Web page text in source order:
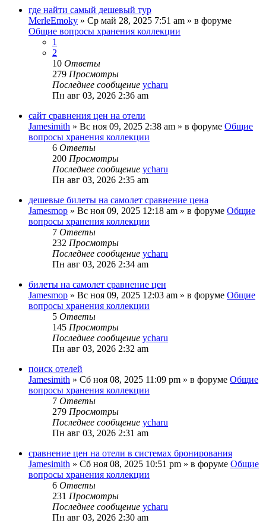
где найти самый дешевый тур
MerleEmoky » Ср май 28, 2025 7:51 am » в форуме
Общие вопросы хранения коллекции
1
2
10 Ответы
279 Просмотры
Последнее сообщение ycharu
Пн авг 03, 2026 2:36 am
сайт сравнения цен на отели
Jamesimith » Вс ноя 09, 2025 2:38 am » в форуме Общие
вопросы хранения коллекции
6 Ответы
200 Просмотры
Последнее сообщение ycharu
Пн авг 03, 2026 2:35 am
дешевые билеты на самолет сравнение цена
Jamesmop » Вс ноя 09, 2025 12:18 am » в форуме Общие
вопросы хранения коллекции
7 Ответы
232 Просмотры
Последнее сообщение ycharu
Пн авг 03, 2026 2:34 am
билеты на самолет сравнение цен
Jamesmop » Вс ноя 09, 2025 12:03 am » в форуме Общие
вопросы хранения коллекции
5 Ответы
145 Просмотры
Последнее сообщение ycharu
Пн авг 03, 2026 2:32 am
поиск отелей
Jamesimith » Сб ноя 08, 2025 11:09 pm » в форуме Общие
вопросы хранения коллекции
7 Ответы
279 Просмотры
Последнее сообщение ycharu
Пн авг 03, 2026 2:31 am
сравнение цен на отели в системах бронирования
Jamesimith » Сб ноя 08, 2025 10:51 pm » в форуме Общие
вопросы хранения коллекции
6 Ответы
231 Просмотры
Последнее сообщение ycharu
Пн авг 03, 2026 2:30 am